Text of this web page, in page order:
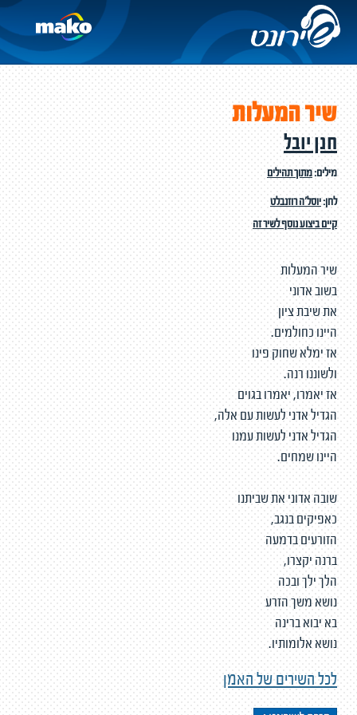
שיר המעלות
חנן יובל
מילים:מתוך תהילים
לחן:יוסל'ה רוזנבלט
קיים ביצוע נוסף לשיר זה
שיר המעלות
בשוב אדוני
את שיבת ציון
היינו כחולמים.
אז ימלא שחוק פינו
ולשוננו רנה.
אז יאמרו, יאמרו בגוים
הגדיל אדני לעשות עם אלה,
הגדיל אדני לעשות עמנו
היינו שמחים.
שובה אדוני את שביתנו
כאפיקים בנגב,
הזורעים בדמעה
ברנה יקצרו,
הלך ילך ובכה
נושא משך הזרע
בא יבוא ברינה
נושא אלומותיו.
לכל השירים של האמן